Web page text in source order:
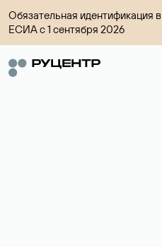
Обязательная идентификация в
ЕСИА с 1 сентября 2026